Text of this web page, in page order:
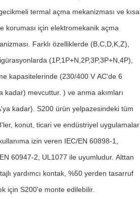
termal açma mekanizması ve kısa
koruması için elektromekanik açma
Farklı özelliklerde (B,C,D,K,Z),
(1P,1P+N,2P,3P,3P+N,4P),
kapasitelerinde (230/400 V AC'de 6
kadar) mevcuttur. ) ve anma akımları
kadar). S200 ürün yelpazesindeki tüm
konut, ticari ve endüstriyel uygulamalar
izin veren IEC/EN 60898-1,
60947-2, UL1077 ile uyumludur. Alttan
yardımcı kontak, %50 yerden tasarruf
için S200'e monte edilebilir.